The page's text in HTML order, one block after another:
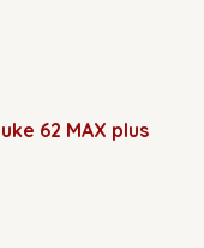
62 MAX plus